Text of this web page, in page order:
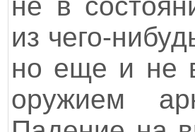
из чего-
но еще и не
оружием